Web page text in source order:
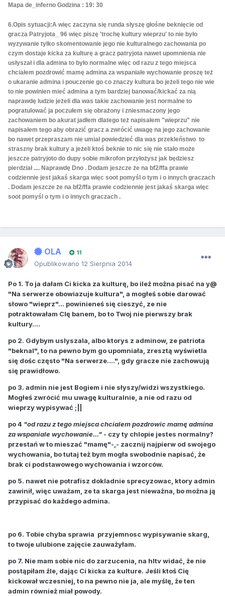
Mapa de_inferno Godzina : 19: 30
6.Opis sytuacji:A więc zaczyna się runda słyszę głośne beknięcie od
gracza Patryjota_ 96 więc piszę 'trochę kultury wieprzu' to nie było
wyzywanie tylko skomentowanie jego nie kulturalnego zachowania po
czym dostaje kicka za kulturę a gracz patryjota nawet upomnienia nie
usłyszał i dla admina to było normalne więc od razu z tego miejsca
chciałem pozdrowić mamę admina za wspaniałe wychowanie proszę też
o ukaranie admina i pouczenie go co znaczy kultura bo jeżeli tego nie wie
to nie powinien mieć admina a tym bardziej banować/kickać za nią
naprawdę ludzie jeżeli dla was takie zachowanie jest normalne to
pogratulować ja poczułem się obrażony i zniesmaczony jego
zachowaniem bo akurat jadłem dlatego też napisałem "wieprzu" nie
napisałem tego aby obrazić gracz a zwrócić uwagę na jego zachowanie
bo nawet przepraszam nie umiał powiedzieć dla was przekleństwo to
straszny brak kultury a jeżeli ktoś beknie to nic się nie stało może
jeszcze patryjoto do dupy sobie mikrofon przyłożysz jak będziesz
pierdział .... Naprawdę Dno . Dodam jeszcze że na bf2/ffa prawie
codziennie jest jakaś skarga więc soot pomyśl o tym i o innych graczach
. Dodam jeszcze że na bf2/ffa prawie codziennie jest jakaś skarga więc
soot pomyśl o tym i o innych graczach .
OLA 11
Opublikowano 12 Sierpnia 2014
Po 1. To ja dałam Ci kicka za kulturę, bo ileż można pisać na y@
"Na serwerze obowiazuje kultura", a mogłeś sobie darować
słowo "wieprz"... powinieneś się cieszyć, ze nie
potraktowałam CIę banem, bo to Twoj nie pierwszy brak
kultury....
po 2. Gdybym uslyszala, albo ktorys z adminow, ze patriota
"beknal", to na pewno bym go upomniała, zresztą wyświetla
się dośc często "Na serwerze....", gdy gracze nie zachowują
się prawidłowo.
po 3. admin nie jest Bogiem i nie słyszy/widzi wszystkiego.
Mogłeś zwrócić mu uwagę kulturalnie, a nie od razu od
wieprzy wypisywać ;||
po 4 "od razu z tego miejsca chcialem pozdrowic mamę admina
za wspaniale wychowanie..." - czy ty chlopie jestes normalny?
przestań w to mieszać "mamę"-,- zacznij najpierw od swojego
wychowania, bo tutaj też bym mogła swobodnie napisać, że
brak ci podstawowego wychowania i wzorców.
po 5. nawet nie potrafisz dokladnie sprecyzowac, ktory admin
zawinił, więc uważam, ze ta skarga jest nieważna, bo można ją
przypisać do każdego admina.
po 6. Tobie chyba sprawia przyjemnosc wypisywanie skarg,
to twoje ulubione zajęcie zauważyłam.
po 7. Nie mam sobie nic do zarzucenia, na hltv widać, że nie
postąpiłam źle, dając Ci kicka za kulture. Jeśli ktoś Cię
kickował wczesniej, to na pewno nie ja, ale myślę, że ten
admin również miał powody.